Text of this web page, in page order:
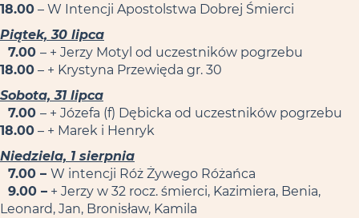
18.00 – W Intencji Apostolstwa Dobrej Śmierci
Piątek, 30 lipca
7.00 – + Jerzy Motyl od uczestników pogrzebu
18.00 – + Krystyna Przewięda gr. 30
Sobota, 31 lipca
7.00 – + Józefa (f) Dębicka od uczestników pogrzebu
18.00 – + Marek i Henryk
Niedziela, 1 sierpnia
7.00 – W intencji Róż Żywego Różańca
9.00 – + Jerzy w 32 rocz. śmierci, Kazimiera, Benia,
Leonard, Jan, Bronisław, Kamila